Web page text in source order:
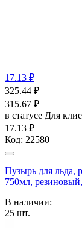
17.13 ₽
325.44 ₽
315.67 ₽
в статусе Для
17.13 ₽
Код: 22580
Пузырь для льда,
750мл,
В наличии:
25 шт.